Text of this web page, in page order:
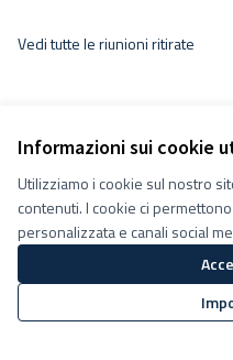
Informazioni sui cookie
Utilizziamo i cookie sul nostro
contenuti. I cookie ci
personalizzata e canali social
Vedi tutte le riunioni ritirate
Termini e condizioni d''uso
Impostazioni Cookie
Decidiamo su Facebook
Decidiamo su YouTube
(Collegamento esterno)